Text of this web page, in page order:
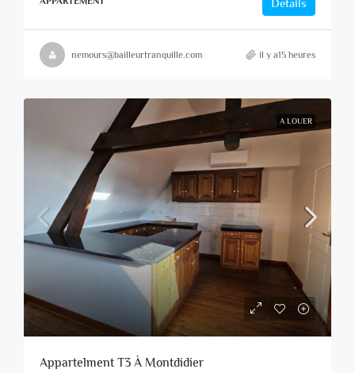
Details
nemours@bailleurtranquille.com il y a15 heures
A LOUER
Appartelment T3 À Montdidier